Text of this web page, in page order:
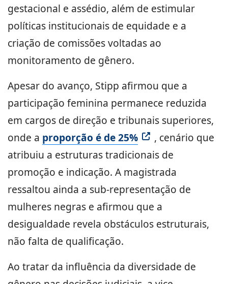
gestacional e assédio, além de estimular
políticas institucionais de equidade e a
criação de comissões voltadas ao
monitoramento de gênero.
Apesar do avanço, Stipp afirmou que a
participação feminina permanece reduzida
em cargos de direção e tribunais superiores,
onde a proporção é de 25%
, cenário que
atribuiu a estruturas tradicionais de
promoção e indicação. A magistrada
ressaltou ainda a sub-representação de
mulheres negras e afirmou que a
desigualdade revela obstáculos estruturais,
não falta de qualificação.
Ao tratar da influência da diversidade de